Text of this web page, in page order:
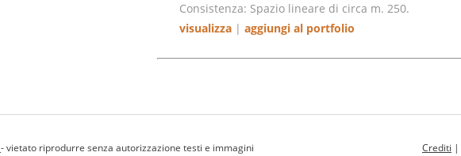
Consistenza: Spazio lineare di circa m. 250.
visualizza| aggiungi al portfolio
- vietato riprodurre senza autorizzazione testi e immagini Crediti |